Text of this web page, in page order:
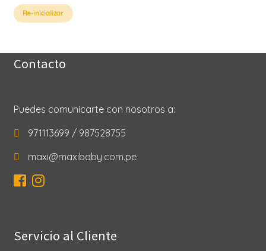
Re-inicializar
Contacto
Puedes comunicarte con nosotros a:
971113699 / 987528755
maxi@maxibaby.com.pe
Servicio al Cliente